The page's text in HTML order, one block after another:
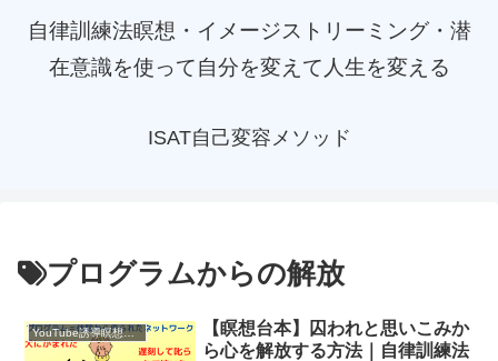
自律訓練法瞑想・イメージストリーミング・潜
在意識を使って自分を変えて人生を変える
ISAT自己変容メソッド
プログラムからの解放
YouTube誘導瞑想動画｜台本公開
【瞑想台本】囚われと思いこみか
ら心を解放する方法｜自律訓練法